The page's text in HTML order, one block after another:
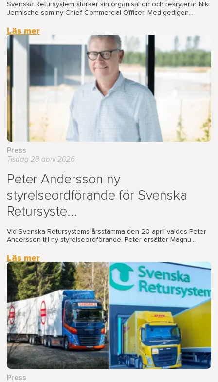
Svenska Retursystem stärker sin organisation och rekryterar Niki
Jennische som ny Chief Commercial Officer. Med gedigen...
Läs mer
Press
Tisdag 28 april 2026
Peter Andersson ny
styrelseordförande för Svenska
Retursyste...
Vid Svenska Retursystems årsstämma den 20 april valdes Peter
Andersson till ny styrelseordförande. Peter ersätter Magnu...
Läs mer
Press